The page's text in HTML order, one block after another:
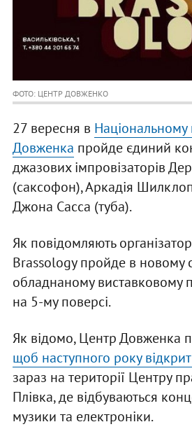
ФОТО: ЦЕНТР ДОВЖЕНКО
27 вересня в Національному
Довженка пройде єдиний
джазових імпровізаторів
(саксофон), Аркадія
Джона Сасса (туба).
Як повідомляють
Brassology пройде в новому
обладнаному виставковому
на 5-му поверсі.
Як відомо, Центр Довженка
щоб наступного року
зараз на території Центру
Плівка, де відбуваються
музики та електроніки.